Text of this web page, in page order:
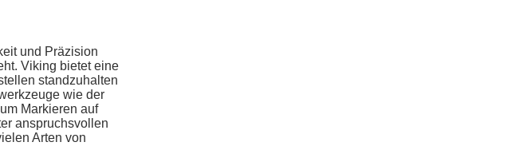
und Präzision
Viking bietet eine
standzuhalten
wie der
Markieren auf
anspruchsvollen
Arten von